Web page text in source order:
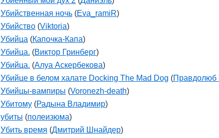
Убийственная ночь (Eva_ramiR)
Убийство (Viktoria)
Убийца (Капочка-Капа)
Убийца. (Виктор Гринберг)
Убийца. (Алуа Аскербекова)
Убийце в белом халате Docking The Mad Dog (
Убийцы-вампиры (Voronezh-death)
Убитому (Радына Владимир)
убиты (полеизюма)
Убить время (Дмитрий Шнайдер)